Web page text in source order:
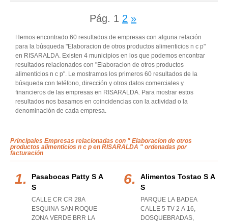
Pág. 1 2 »
Hemos encontrado 60 resultados de empresas con alguna relación
para la búsqueda "Elaboracion de otros productos alimenticios n c p"
en RISARALDA. Existen 4 municipios en los que podemos encontrar
resultados relacionados con "Elaboracion de otros productos
alimenticios n c p". Le mostramos los primeros 60 resultados de la
búsqueda con teléfono, dirección y otros datos comerciales y
financieros de las empresas en RISARALDA. Para mostrar estos
resultados nos basamos en coincidencias con la actividad o la
denominación de cada empresa.
Principales Empresas relacionadas con " Elaboracion de otros
productos alimenticios n c p en RISARALDA " ordenadas por
facturación
Pasabocas Patty S A
S
CALLE CR CR 28A
ESQUINA SAN ROQUE
ZONA VERDE BRR LA
Alimentos Tostao S A
S
PARQUE LA BADEA
CALLE 5 TV 2 A 16,
DOSQUEBRADAS,